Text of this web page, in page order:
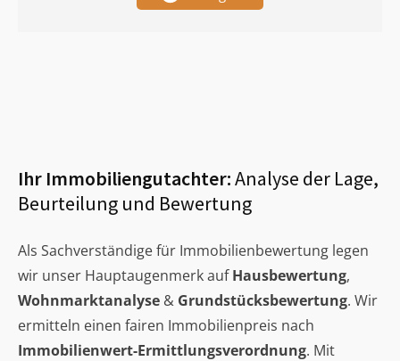
Ihr Immobiliengutachter:Analyse der Lage,
Beurteilung und Bewertung
Als Sachverständige für Immobilienbewertung legen
wir unser Hauptaugenmerk aufHausbewertung,
Wohnmarktanalyse & Grundstücksbewertung. Wir
ermitteln einen fairen Immobilienpreis nach
Immobilienwert-Ermittlungsverordnung. Mit